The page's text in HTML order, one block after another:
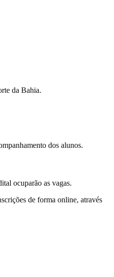
da Bahia.
dos alunos.
ocuparão as vagas.
de forma online, através